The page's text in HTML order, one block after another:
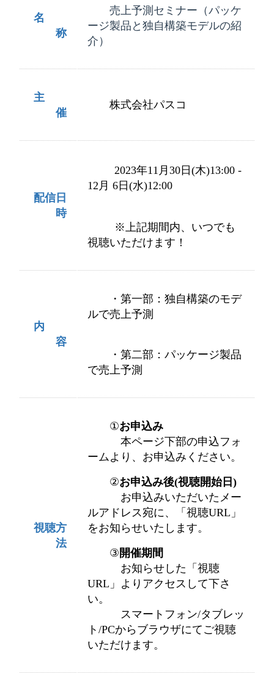
名
称
売上予測セミナー（パッケ
ージ製品と独自構築モデルの紹
介）
主
催
株式会社パスコ
配信日
時
2023年11月30日(木)13:00 -
12月 6日(水)12:00
※上記期間内、いつでも
視聴いただけます！
内
容
・第一部：独自構築のモデ
ルで売上予測
・第二部：パッケージ製品
で売上予測
視聴方
法
①お申込み
本ページ下部の申込フォ
ームより、お申込みください。
②お申込み後(視聴開始日)
お申込みいただいたメー
ルアドレス宛に、「視聴URL」
をお知らせいたします。
③ 開催期間
お知らせした「視聴
URL」よりアクセスして下さ
い。
スマートフォン/タブレッ
ト/PCからブラウザにてご視聴
いただけます。